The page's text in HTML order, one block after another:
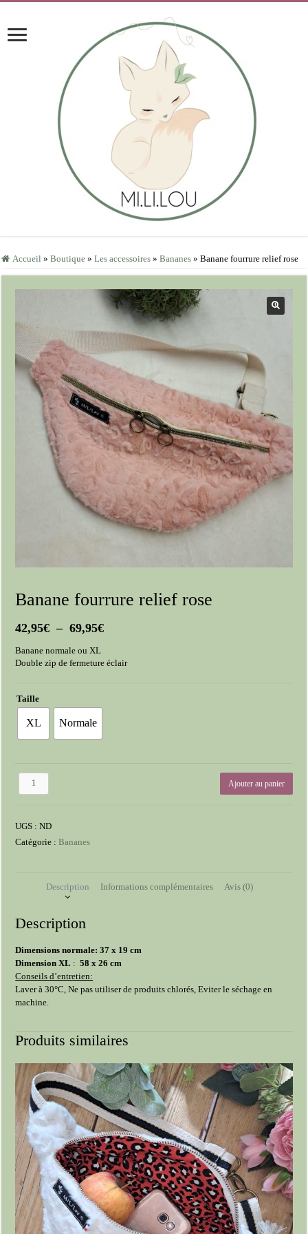
Accueil » Boutique » Les accessoires » Bananes » Banane fourrure relief rose
Banane fourrure relief rose
42,95€ – 69,95€Plage
42,95€
Banane normale ou XL
Double zip de fermeture éclair
Taille
XL Normale
quantité
relief
rose
Ajouter au panier
UGS :ND
Catégorie :Bananes
Description Informations complémentaires Avis (0)
Description
Dimensions normale: 37 x 19 cm
Dimension XL : 58 x 26 cm
Conseils d’entretien:
Laver à 30°C, Ne pas utiliser de produits chlorés, Eviter le séchage en
machine.
Produits similaires